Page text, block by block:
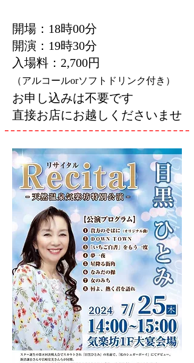
開場：18時00分
開演：19時30分
入場料：2,700円
（アルコールorソフトドリンク付き）
お申し込みは不要です
直接お店にお越しくださいませ